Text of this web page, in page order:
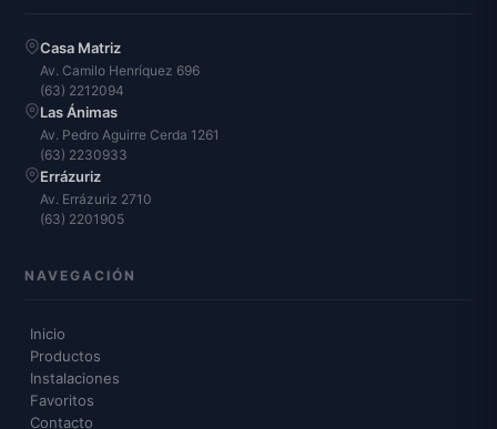
Casa Matriz
Av. Camilo Henríquez 696
(63) 2212094
Las Ánimas
Av. Pedro Aguirre Cerda 1261
(63) 2230933
Errázuriz
Av. Errázuriz 2710
(63) 2201905
NAVEGACIÓN
Inicio
Productos
Instalaciones
Favoritos
Contacto